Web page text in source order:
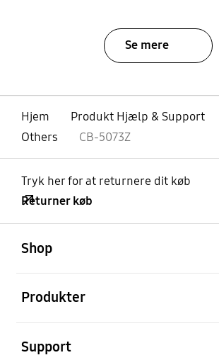
Se mere
Hjem Produkt Hjælp & Support
Others
CB-5073Z
Tryk her for at returnere dit køb
Returner køb
Shop
Produkter
Support